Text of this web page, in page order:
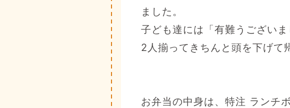
ました。
子ども達には「有難うござい
2人揃ってきちんと頭を下げて
お弁当の中身は、特注 ランチ